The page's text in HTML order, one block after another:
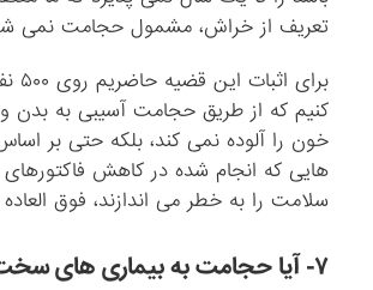
تعریف از خراش، مشمول حجامت نمی
کنیم که از طریق حجامت آسیبی به بدن
خون را آلوده نمی کند، بلکه حتی بر
هایی که انجام شده در کاهش
سلامت را به خطر می اندازند، فوق
۷- آیا حجامت به بیماری های